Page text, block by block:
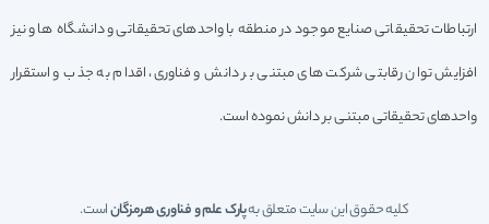
ارتباطات تحقیقاتی صنایع موجود در منطقه با واحدهای تحقیقاتی و دانشگاه ها و نیز
افزایش توان رقابتی شرکت های مبتنی بر دانش و فناوری، اقدام به جذب و استقرار
واحدهای تحقیقاتی مبتنی بر دانش نموده است.
کلیه حقوق این سایت متعلق بهپارک علم و فناوری هرمزگاناست.